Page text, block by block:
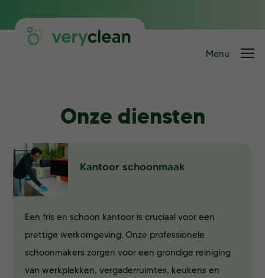
Onze diensten
Kantoor schoonmaak
Een fris en schoon kantoor is cruciaal voor een
prettige werkomgeving. Onze professionele
schoonmakers zorgen voor een grondige reiniging
van werkplekken, vergaderruimtes, keukens en